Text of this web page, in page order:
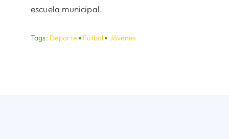
escuela municipal.
Tags: Deporte ▪ Fútbol ▪ Jóvenes